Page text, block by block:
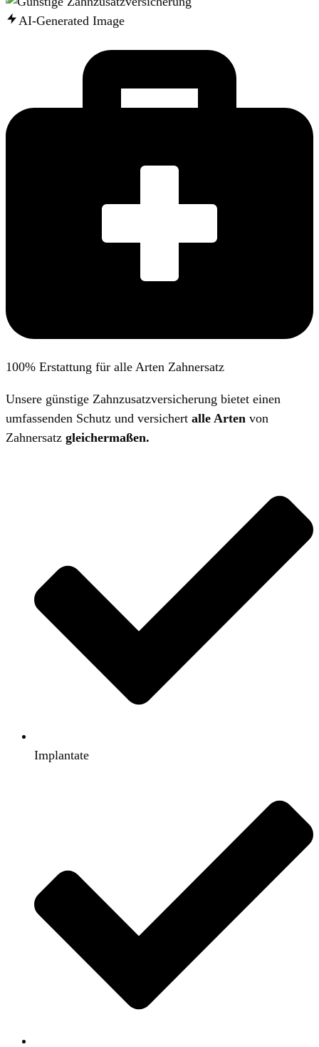
AI-Generated Image
100% Erstattung für alle Arten Zahnersatz
Unsere günstige Zahnzusatzversicherung bietet einen
umfassenden Schutz und versichert alle Arten von
Zahnersatz gleichermaßen.
Implantate